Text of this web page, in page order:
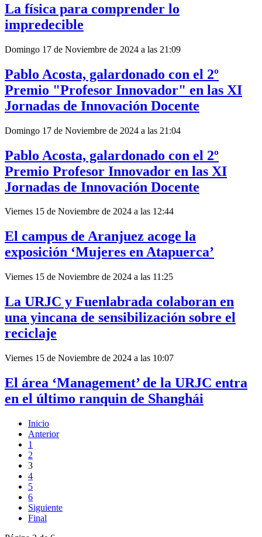
La física para comprender lo
impredecible
Domingo 17 de Noviembre de 2024 a las 21:09
Pablo Acosta, galardonado con el 2º
Premio "Profesor Innovador" en las XI
Jornadas de Innovación Docente
Domingo 17 de Noviembre de 2024 a las 21:04
Pablo Acosta, galardonado con el 2º
Premio Profesor Innovador en las XI
Jornadas de Innovación Docente
Viernes 15 de Noviembre de 2024 a las 12:44
El campus de Aranjuez acoge la
exposición ‘Mujeres en Atapuerca’
Viernes 15 de Noviembre de 2024 a las 11:25
La URJC y Fuenlabrada colaboran en
una yincana de sensibilización sobre el
reciclaje
Viernes 15 de Noviembre de 2024 a las 10:07
El área ‘Management’ de la URJC entra
en el último ranquin de Shanghái
Inicio
Anterior
1
2
3
4
5
6
Siguiente
Final